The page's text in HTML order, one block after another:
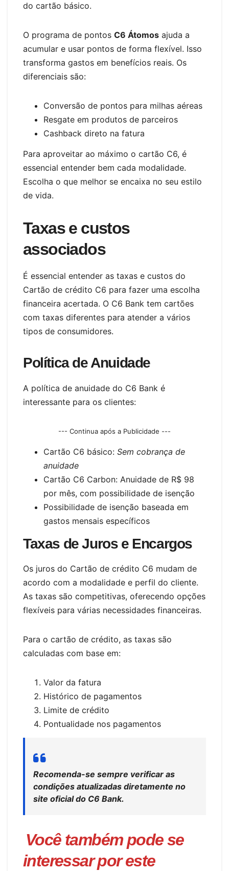
do cartão básico.
O programa de pontos C6 Átomos ajuda a
acumular e usar pontos de forma flexível. Isso
transforma gastos em benefícios reais. Os
diferenciais são:
Conversão de pontos para milhas aéreas
Resgate em produtos de parceiros
Cashback direto na fatura
Para aproveitar ao máximo o cartão C6, é
essencial entender bem cada modalidade.
Escolha o que melhor se encaixa no seu estilo
de vida.
Taxas e custos
associados
É essencial entender as taxas e custos do
Cartão de crédito C6 para fazer uma escolha
financeira acertada. O C6 Bank tem cartões
com taxas diferentes para atender a vários
tipos de consumidores.
Política de Anuidade
A política de anuidade do C6 Bank é
interessante para os clientes:
--- Continua após a Publicidade ---
Cartão C6 básico: Sem cobrança de
anuidade
Cartão C6 Carbon: Anuidade de R$ 98
por mês, com possibilidade de isenção
Possibilidade de isenção baseada em
gastos mensais específicos
Taxas de Juros e Encargos
Os juros do Cartão de crédito C6 mudam de
acordo com a modalidade e perfil do cliente.
As taxas são competitivas, oferecendo opções
flexíveis para várias necessidades financeiras.
Para o cartão de crédito, as taxas são
calculadas com base em:
Valor da fatura
Histórico de pagamentos
Limite de crédito
Pontualidade nos pagamentos
Recomenda-se sempre verificar as
condições atualizadas diretamente no
site oficial do C6 Bank.
Você também pode se
interessar por este